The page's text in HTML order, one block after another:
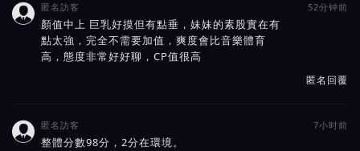
 匿名訪客 52分钟前
顏值中上 巨乳好摸但有點垂，妹妹的素股實在有
點太強，完全不需要加值，爽度會比音樂體育
高，態度非常好好聊，CP值很高
匿名回覆
 匿名訪客 7小时前
整體分數98分，2分在環境。